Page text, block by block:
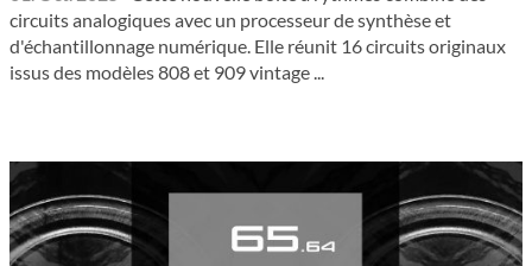
circuits analogiques avec un processeur de synthèse et
d'échantillonnage numérique. Elle réunit 16 circuits originaux
issus des modèles 808 et 909 vintage ...